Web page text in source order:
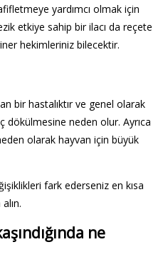
yardımcı olmak için
etkiye sahip bir ilacı da reçete
hekimleriniz bilecektir.
bir hastalıktır ve genel olarak
dökülmesine neden olur. Ayrıca
olarak hayvan için büyük
fark ederseniz en kısa
ne